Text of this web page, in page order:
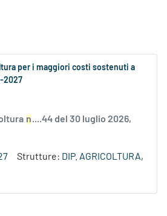
per i maggiori costi sostenuti a
2027
n....44 del 30 luglio 2026,
Strutture: DIP. AGRICOLTURA,